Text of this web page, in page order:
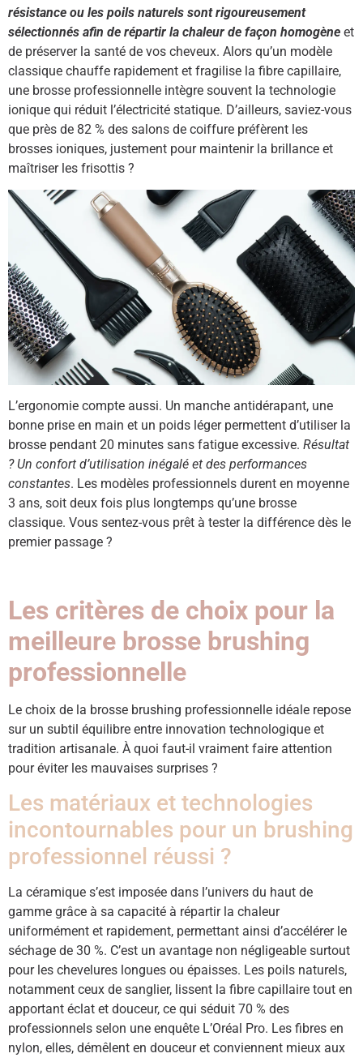
résistance ou les poils naturels sont rigoureusement
sélectionnés afin de répartir la chaleur de façon homogène et
de préserver la santé de vos cheveux. Alors qu’un modèle
classique chauffe rapidement et fragilise la fibre capillaire,
une brosse professionnelle intègre souvent la technologie
ionique qui réduit l’électricité statique. D’ailleurs, saviez-vous
que près de 82 % des salons de coiffure préfèrent les
brosses ioniques, justement pour maintenir la brillance et
maîtriser les frisottis ?
L’ergonomie compte aussi. Un manche antidérapant, une
bonne prise en main et un poids léger permettent d’utiliser la
brosse pendant 20 minutes sans fatigue excessive. Résultat
? Un confort d’utilisation inégalé et des performances
constantes. Les modèles professionnels durent en moyenne
3 ans, soit deux fois plus longtemps qu’une brosse
classique. Vous sentez-vous prêt à tester la différence dès le
premier passage ?
Les critères de choix pour la
meilleure brosse brushing
professionnelle
Le choix de la brosse brushing professionnelle idéale repose
sur un subtil équilibre entre innovation technologique et
tradition artisanale. À quoi faut-il vraiment faire attention
pour éviter les mauvaises surprises ?
Les matériaux et technologies
incontournables pour un brushing
professionnel réussi ?
La céramique s’est imposée dans l’univers du haut de
gamme grâce à sa capacité à répartir la chaleur
uniformément et rapidement, permettant ainsi d’accélérer le
séchage de 30 %. C’est un avantage non négligeable surtout
pour les chevelures longues ou épaisses. Les poils naturels,
notamment ceux de sanglier, lissent la fibre capillaire tout en
apportant éclat et douceur, ce qui séduit 70 % des
professionnels selon une enquête L’Oréal Pro. Les fibres en
nylon, elles, démêlent en douceur et conviennent mieux aux